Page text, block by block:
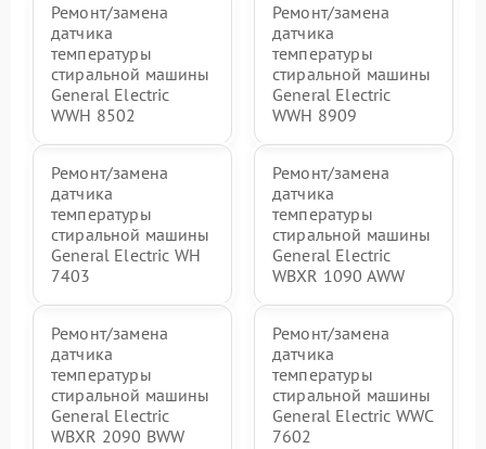
Ремонт/замена
датчика
температуры
стиральной машины
General Electric
WWH 8502
Ремонт/замена
датчика
температуры
стиральной машины
General Electric
WWH 8909
Ремонт/замена
датчика
температуры
стиральной машины
General Electric WH
7403
Ремонт/замена
датчика
температуры
стиральной машины
General Electric
WBXR 1090 AWW
Ремонт/замена
датчика
температуры
стиральной машины
General Electric
WBXR 2090 BWW
Ремонт/замена
датчика
температуры
стиральной машины
General Electric WWC
7602